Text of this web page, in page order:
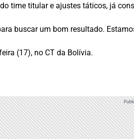
time titular e ajustes táticos, já
buscar um bom resultado.
(17), no CT da Bolívia.